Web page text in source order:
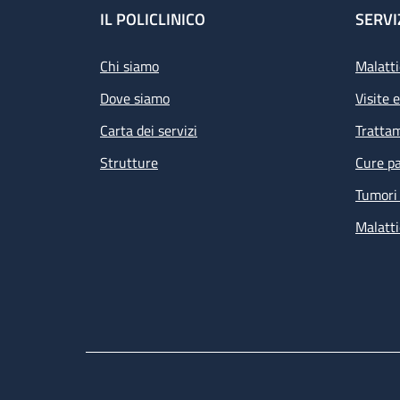
Footer
IL POLICLINICO
Chi siamo
Dove siamo
Carta dei servizi
Strutture
Visite
Cure